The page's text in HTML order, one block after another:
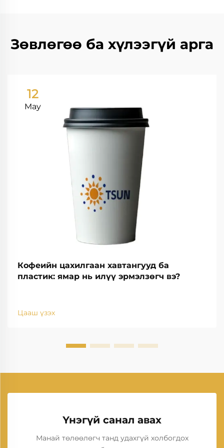
Зөвлөгөө ба хүлээгүй арга
12
May
Кофеийн цахилгаан хавтангууд ба
пластик: ямар нь илүү эрмэлзөгч вэ?
Цааш үзэх
Үнэгүй санал авах
Манай төлөөлөгч танд удахгүй холбогдох